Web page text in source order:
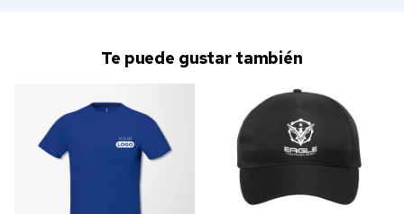
Te puede gustar también